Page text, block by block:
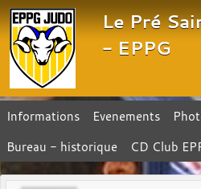
Le Pré
- EPPG
Informations Evenements
Bureau - historique
CD Club
Panneau de gestion des cookies